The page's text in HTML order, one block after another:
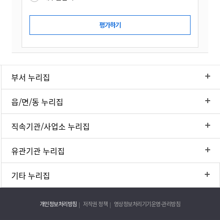
부서 누리집
읍/면/동 누리집
직속기관/사업소 누리집
유관기관 누리집
기타 누리집
개인정보처리방침 저작권 정책 영상정보처리기기운영·관리방침